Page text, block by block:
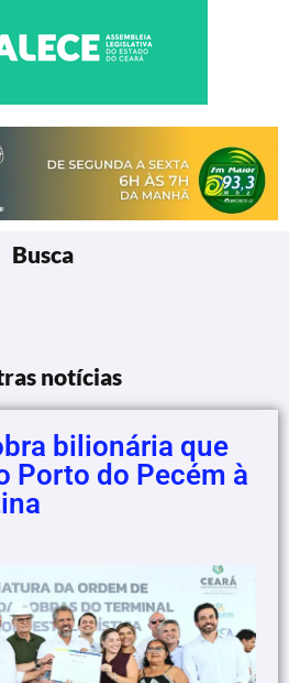
Busca
notícias
bilionária que
Porto do Pecém à